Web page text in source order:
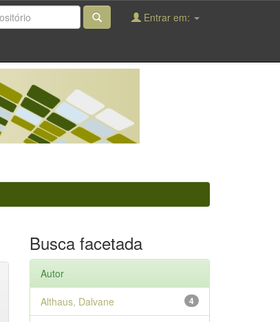
Entrar em:
Busca facetada
Autor
4
Althaus, Dalvane